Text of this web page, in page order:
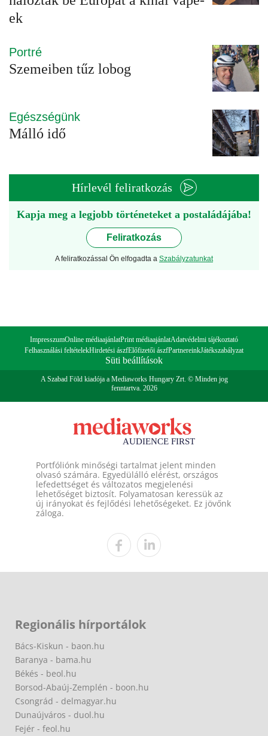
ek
Portré
Szemeiben tűz lobog
Egészségünk
Málló idő
Hírlevél feliratkozás
Kapja meg a legjobb történeteket a postaládájába!
Feliratkozás
A feliratkozással Ön elfogadta a Szabályzatunkat
ImpresszumOnline médiaajánlatPrint médiaajánlatAdatvédelmi tájékoztató
Felhasználási feltételekHirdetési ászfElőfizetői ászfPartnereinkJátékszabályzat
Süti beállítások
A Szabad Föld kiadója a Mediaworks Hungary Zrt. © Minden jog
fenntartva. 2026
Portfóliónk minőségi tartalmat jelent minden
olvasó számára. Egyedülálló elérést, országos
lefedettséget és változatos megjelenési
lehetőséget biztosít. Folyamatosan keressük az
új irányokat és fejlődési lehetőségeket. Ez jövőnk
záloga.
Regionális hírportálok
Bács-Kiskun - baon.hu
Baranya - bama.hu
Békés - beol.hu
Borsod-Abaúj-Zemplén - boon.hu
Csongrád - delmagyar.hu
Dunaújváros - duol.hu
Fejér - feol.hu